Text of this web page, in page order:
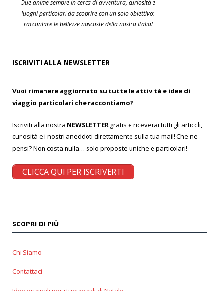
Due anime sempre in cerca di avventura, curiosità e
luoghi particolari da scoprire con un solo obiettivo:
raccontare le bellezze nascoste della nostra Italia!
ISCRIVITI ALLA NEWSLETTER
Vuoi rimanere aggiornato su tutte le attività e idee di
viaggio particolari che raccontiamo?
Iscriviti alla nostra NEWSLETTER gratis e riceverai tutti gli articoli,
curiosità e i nostri aneddoti direttamente sulla tua mail! Che ne
pensi? Non costa nulla… solo proposte uniche e particolari!
CLICCA QUI PER ISCRIVERTI
SCOPRI DI PIÙ
Chi Siamo
Contattaci